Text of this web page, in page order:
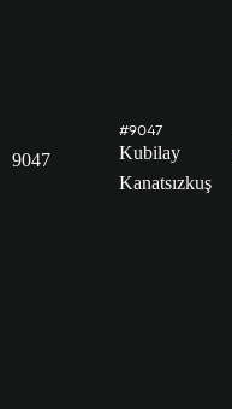
9047
#9047
Kubilay
Kanatsızkuş